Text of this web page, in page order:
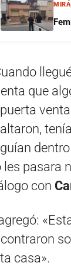
que
puerta
les pasara
con
casa».